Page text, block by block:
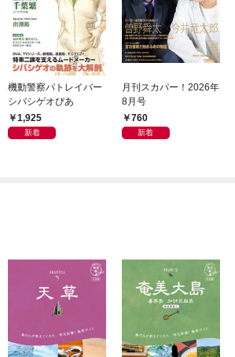
機動警察パトレイバー
シバシゲオぴあ
1,925
新着
月刊スカパー！2026年
8月号
760
新着